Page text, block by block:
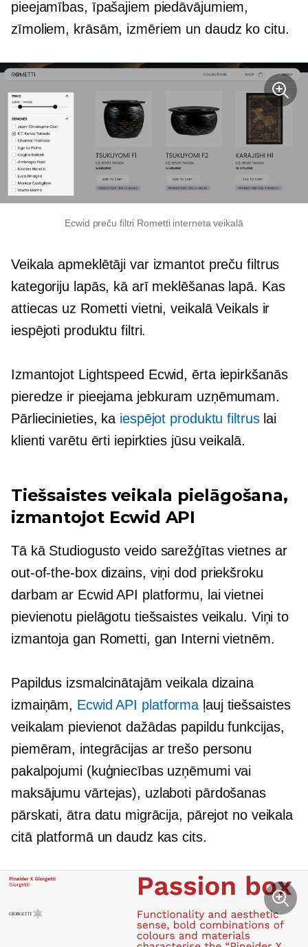
pieejamības, īpašajiem piedāvājumiem,
zīmoliem, krāsām, izmēriem un daudz ko citu.
Ecwid preču filtri Rometti interneta veikalā
Veikala apmeklētāji var izmantot preču filtrus
kategoriju lapās, kā arī meklēšanas lapā. Kas
attiecas uz Rometti vietni, veikalā Veikals ir
iespējoti produktu filtri.
Izmantojot Lightspeed Ecwid, ērta iepirkšanās
pieredze ir pieejama jebkuram uzņēmumam.
Pārliecinieties, ka iespējot produktu filtruslai
klienti varētu ērti iepirkties jūsu veikalā.
Tiešsaistes veikala pielāgošana,
izmantojot Ecwid API
Tā kā Studiogusto veido sarežģītas vietnes ar
out-of-the-boxdizains, viņi dod priekšroku
darbam ar Ecwid API platformu, lai vietnei
pievienotu pielāgotu tiešsaistes veikalu. Viņi to
izmantoja gan Rometti, gan Interni vietnēm.
Papildus izsmalcinātajām veikala dizaina
izmaiņām, Ecwid API platforma ļauj tiešsaistes
veikalam pievienot dažādas papildu funkcijas,
piemēram, integrācijas artrešo personu
pakalpojumi (kuģniecības uzņēmumi vai
maksājumu vārtejas), uzlaboti pārdošanas
pārskati, ātra datu migrācija, pārejot no veikala
citā platformā un daudz kas cits.